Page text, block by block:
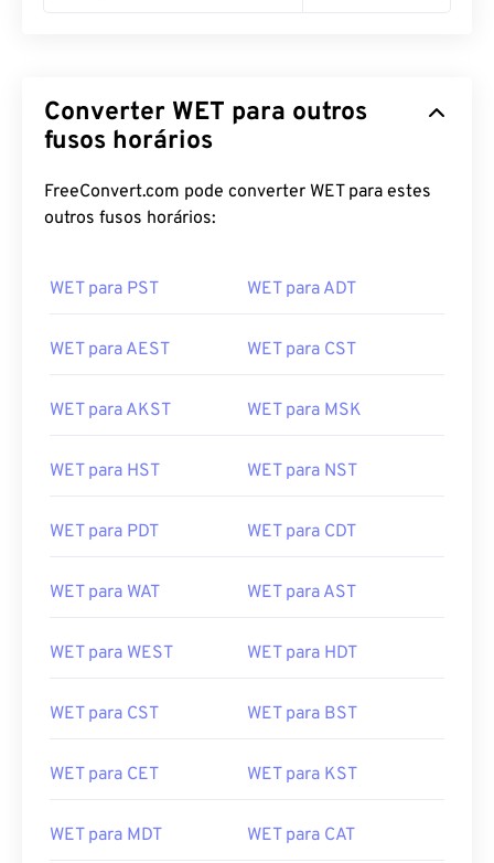
Converter WET para outros
fusos horários
FreeConvert.com pode converter WET para estes
outros fusos horários:
WET para PST WET para ADT
WET para AEST WET para CST
WET para AKST WET para MSK
WET para HST WET para NST
WET para PDT WET para CDT
WET para WAT WET para AST
WET para WEST WET para HDT
WET para CST WET para BST
WET para CET WET para KST
WET para MDT WET para CAT